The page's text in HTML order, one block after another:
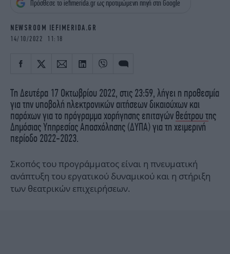
iBOOKS
ΖΩΔΙΑ
MEDIA
NEWSLETTER
Πρόσθεσε το iefimerida.gr ως προτιμώμενη πηγή στη Google
NEWSROOM IEFIMERIDA.GR
14/10/2022 11:18
Τη Δευτέρα 17 Οκτωβρίου 2022, στις 23:59, λήγει η προθεσμία
για την υποβολή ηλεκτρονικών αιτήσεων δικαιούχων και
παρόχων για το πρόγραμμα χορήγησης επιταγών θεάτρου της
Δημόσιας Υπηρεσίας Απασχόλησης (ΔΥΠΑ) για τη χειμερινή
περίοδο 2022-2023.
Σκοπός του προγράμματος είναι η πνευματική
ανάπτυξη του εργατικού δυναμικού και η στήριξη
των θεατρικών επιχειρήσεων.